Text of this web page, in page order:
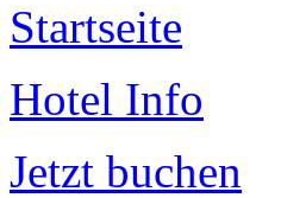
Startseite
Hotel Info
Jetzt buchen